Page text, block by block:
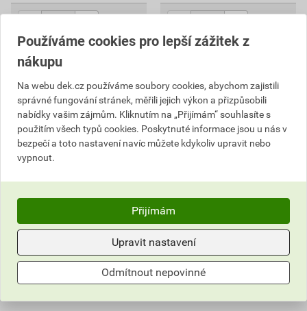
Do košíku
celkem s DPH 162,70 celkem s DPH
Kování štítové MP Laura BB
72 hliník povrch stříbrný
Kování rozetové MP
Cynthia HR SQ6 PZ
Používáme cookies pro lepší zážitek z
nákupu
Na webu dek.cz používáme soubory cookies, abychom zajistili
správné fungování stránek, měřili jejich výkon a přizpůsobili
nabídky vašim zájmům. Kliknutím na „Přijímám“ souhlasíte s
použitím všech typů cookies. Poskytnuté informace jsou u nás v
bezpečí a toto nastavení navíc můžete kdykoliv upravit nebo
vypnout.
Přijímám
Upravit nastavení
Odmítnout nepovinné